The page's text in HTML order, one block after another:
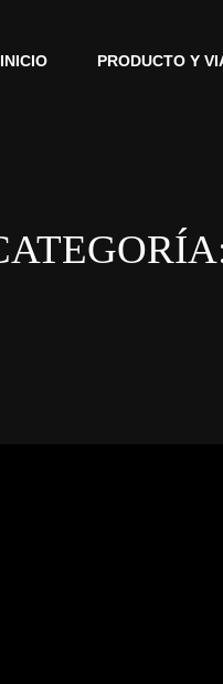
INICIO PRODUCTO Y